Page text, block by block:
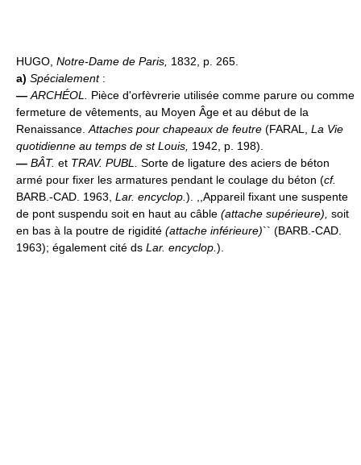
HUGO, Notre-Dame de Paris, 1832, p. 265.
a) Spécialement:
— ARCHÉOL. Pièce d'orfèvrerie utilisée comme parure ou comme
fermeture de vêtements, au Moyen Âge et au début de la
Renaissance. Attaches pour chapeaux de feutre (FARAL, La Vie
quotidienne au temps de st Louis, 1942, p. 198).
— BÂT. et TRAV. PUBL. Sorte de ligature des aciers de béton
armé pour fixer les armatures pendant le coulage du béton (cf.
BARB.-CAD. 1963, Lar. encyclop. ). ,,Appareil fixant une suspente
de pont suspendu soit en haut au câble (attache supérieure), soit
en bas à la poutre de rigidité (attache inférieure)`` (BARB.-CAD.
1963); également cité ds Lar. encyclop. ).